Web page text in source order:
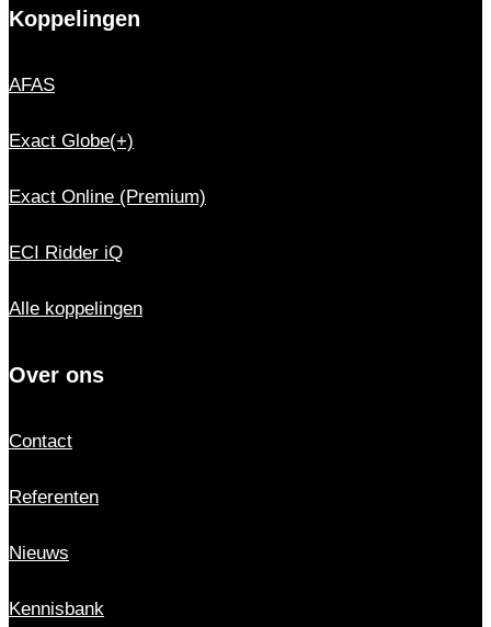
Koppelingen
AFAS
Exact Globe(+)
Exact Online (Premium)
ECI Ridder iQ
Alle koppelingen
Over ons
Contact
Referenten
Nieuws
Kennisbank